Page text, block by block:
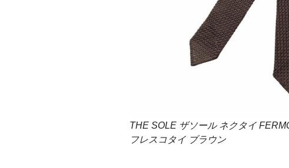
THE SOLE ザソール ネクタイ
フレスコタイ ブラウン